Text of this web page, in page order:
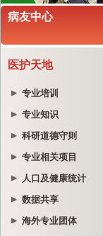
病友中心
医护天地
专业培训
专业知识
科研道德守则
专业相关项目
人口及健康统计
数据共享
海外专业团体